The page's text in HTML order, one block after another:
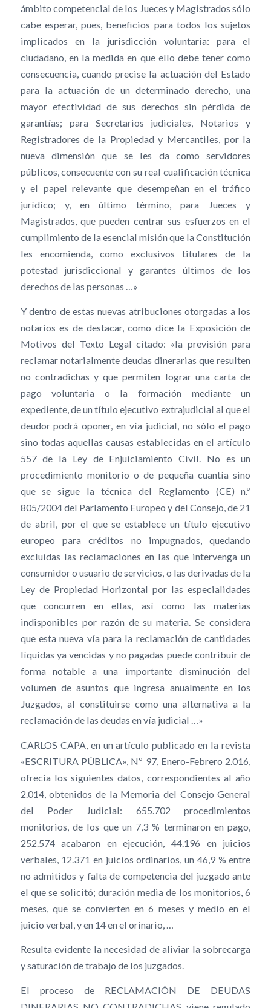
ámbito competencial de los Jueces y Magistrados sólo
cabe esperar, pues, beneficios para todos los sujetos
implicados en la jurisdicción voluntaria: para el
ciudadano, en la medida en que ello debe tener como
consecuencia, cuando precise la actuación del Estado
para la actuación de un determinado derecho, una
mayor efectividad de sus derechos sin pérdida de
garantías; para Secretarios judiciales, Notarios y
Registradores de la Propiedad y Mercantiles, por la
nueva dimensión que se les da como servidores
públicos, consecuente con su real cualificación técnica
y el papel relevante que desempeñan en el tráfico
jurídico; y, en último término, para Jueces y
Magistrados, que pueden centrar sus esfuerzos en el
cumplimiento de la esencial misión que la Constitución
les encomienda, como exclusivos titulares de la
potestad jurisdiccional y garantes últimos de los
derechos de las personas …»
Y dentro de estas nuevas atribuciones otorgadas a los
notarios es de destacar, como dice la Exposición de
Motivos del Texto Legal citado: «la previsión para
reclamar notarialmente deudas dinerarias que resulten
no contradichas y que permiten lograr una carta de
pago voluntaria o la formación mediante un
expediente, de un título ejecutivo extrajudicial al que el
deudor podrá oponer, en vía judicial, no sólo el pago
sino todas aquellas causas establecidas en el artículo
557 de la Ley de Enjuiciamiento Civil. No es un
procedimiento monitorio o de pequeña cuantía sino
que se sigue la técnica del Reglamento (CE) n.º
805/2004 del Parlamento Europeo y del Consejo, de 21
de abril, por el que se establece un título ejecutivo
europeo para créditos no impugnados, quedando
excluidas las reclamaciones en las que intervenga un
consumidor o usuario de servicios, o las derivadas de la
Ley de Propiedad Horizontal por las especialidades
que concurren en ellas, así como las materias
indisponibles por razón de su materia. Se considera
que esta nueva vía para la reclamación de cantidades
líquidas ya vencidas y no pagadas puede contribuir de
forma notable a una importante disminución del
volumen de asuntos que ingresa anualmente en los
Juzgados, al constituirse como una alternativa a la
reclamación de las deudas en vía judicial …»
CARLOS CAPA, en un artículo publicado en la revista
«ESCRITURA PÚBLICA», Nº 97, Enero-Febrero 2.016,
ofrecía los siguientes datos, correspondientes al año
2.014, obtenidos de la Memoria del Consejo General
del Poder Judicial: 655.702 procedimientos
monitorios, de los que un 7,3 % terminaron en pago,
252.574 acabaron en ejecución, 44.196 en juicios
verbales, 12.371 en juicios ordinarios, un 46,9 % entre
no admitidos y falta de competencia del juzgado ante
el que se solicitó; duración media de los monitorios, 6
meses, que se convierten en 6 meses y medio en el
juicio verbal, y en 14 en el orinario, …
Resulta evidente la necesidad de aliviar la sobrecarga
y saturación de trabajo de los juzgados.
El proceso de RECLAMACIÓN DE DEUDAS